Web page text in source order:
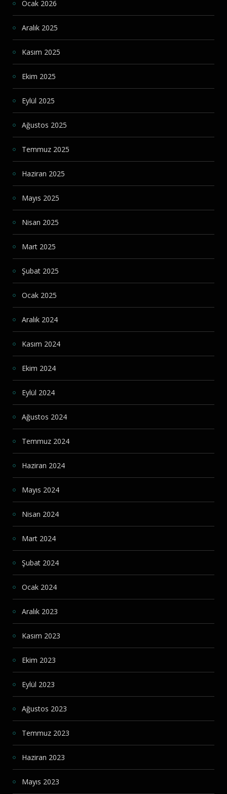
Ocak 2026
Aralık 2025
Kasım 2025
Ekim 2025
Eylül 2025
Ağustos 2025
Temmuz 2025
Haziran 2025
Mayıs 2025
Nisan 2025
Mart 2025
Şubat 2025
Ocak 2025
Aralık 2024
Kasım 2024
Ekim 2024
Eylül 2024
Ağustos 2024
Temmuz 2024
Haziran 2024
Mayıs 2024
Nisan 2024
Mart 2024
Şubat 2024
Ocak 2024
Aralık 2023
Kasım 2023
Ekim 2023
Eylül 2023
Ağustos 2023
Temmuz 2023
Haziran 2023
Mayıs 2023